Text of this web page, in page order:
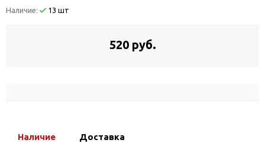
Наличие: 13 шт
520 руб.
Наличие Доставка